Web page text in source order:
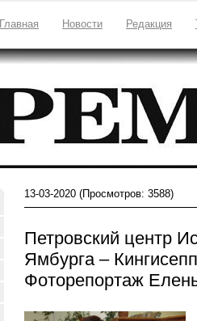
Главная Новости Редакция
13-03-2020 (Просмотров: 3588)
Петровский центр
Ямбурга –
Фоторепортаж